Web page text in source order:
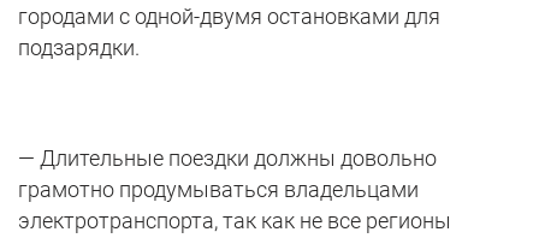
городами с одной-двумя остановками для
подзарядки.
— Длительные поездки должны довольно
грамотно продумываться владельцами
электротранспорта, так как не все регионы